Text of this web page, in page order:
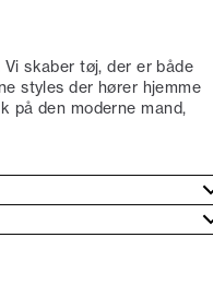
skaber tøj, der er både
styles der hører hjemme
på den moderne mand,